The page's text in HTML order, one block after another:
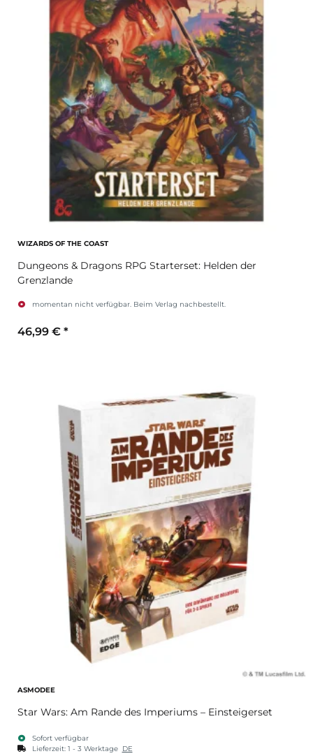
WIZARDS OF THE COAST
Dungeons & Dragons RPG Starterset: Helden der
Grenzlande
momentan nicht verfügbar. Beim Verlag nachbestellt.
46,99 € *
ASMODEE
Star Wars: Am Rande des Imperiums – Einsteigerset
Sofort verfügbar
Lieferzeit: 1 - 3 Werktage DE